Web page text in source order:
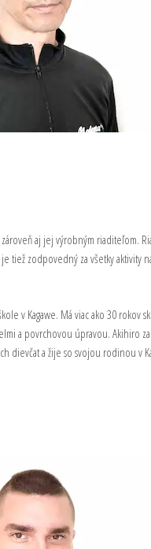
aj jej výrobným riaditeľom.
tiež zodpovedný za všetky aktivity
v Kagawe. Má viac ako 30 rokov
a povrchovou úpravou. Akihiro
dievčat a žije so svojou rodinou v